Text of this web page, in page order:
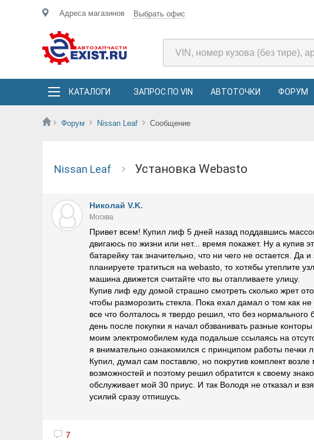
Адреса магазинов Выбрать офис
КАТАЛОГИ ЗАПРОС ПО VIN АВТОТОЧКИ ФОРУМ
Форум Nissan Leaf Сообщение
Nissan Leaf установка Webasto
Николай V.K.
Москва
Привет всем! Купил лиф 5 дней назад поддавшись
двигаюсь по жизни или нет... время покажет. Ну а купив
батарейку так значительно, что ни чего не остается.
планируете тратиться на webasto, то хотябы утеплите
машина движется считайте что вы отапливаете улицу.
Купив лиф еду домой страшно смотреть сколько жрет
чтобы разморозить стекла. Пока ехал дамал о том как
все что болталось я твердо решил, что без
день после покупки я начал обзванивать разные
моим электромобилем куда подальше ссылаясь на
я внимательно ознакомился с принципом работы печки
Купил, думал сам поставлю, но покрутив комплект
возможностей и поэтому решил обратится к своему
обслуживает мой 30 приус. И так Володя не отказал и
усилий сразу отпишусь.
7